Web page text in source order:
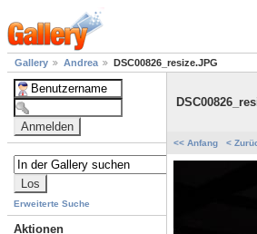
Gallery Andrea DSC00826_resize.JPG
Erweiterte Suche
Aktionen
<< Anfang <